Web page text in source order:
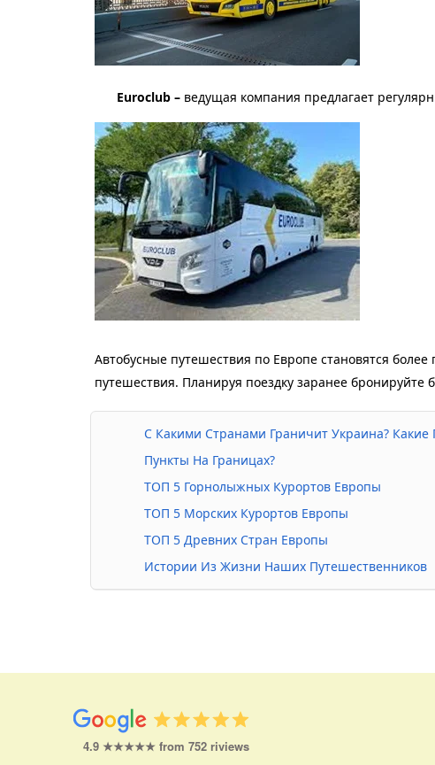
Euroclub – ведущая компания предлагает
Автобусные путешествия по Европе становятся
путешествия. Планируя поездку заранее бронируйте
С Какими Странами Граничит Украина? Какие
Пункты На Границах?
ТОП 5 Горнолыжных Курортов Европы
ТОП 5 Морских Курортов Европы
ТОП 5 Древних Стран Европы
Истории Из Жизни Наших Путешественников
4.9 ★★★★★ from 752 riviews